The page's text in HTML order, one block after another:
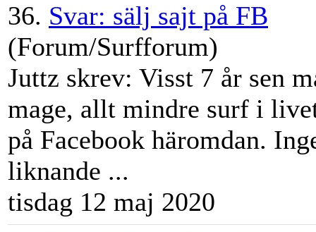
36. Svar: sälj sajt på FB
(Forum/Surfforum)
Juttz skrev: Visst 7 år sen
mage, allt mindre surf i
på Facebook häromdan.
liknande ...
tisdag 12 maj 2020